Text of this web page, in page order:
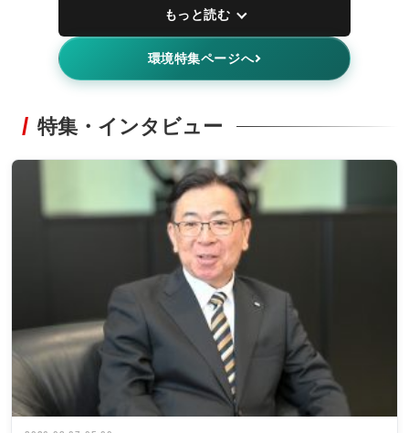
もっと読む
環境特集ページへ
特集・インタビュー